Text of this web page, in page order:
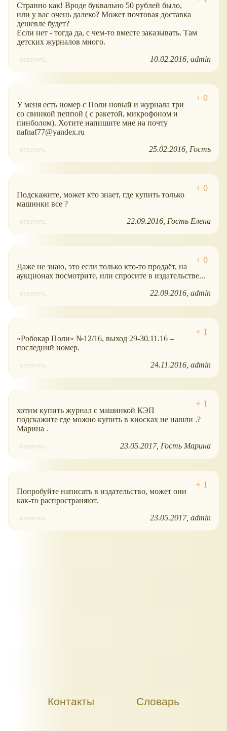
Странно как! Вроде буквально 50 рублей было,
или у вас очень далеко? Может почтовая доставка
дешевле будет?
Если нет - тогда да, с чем-то вместе заказывать. Там
детских журналов много.
ответить 10.02.2016 admin
У меня есть номер с Поли новый и журнала три
со свинкой пеппой ( с ракетой, микрофоном и
пинболом). Хотите напишите мне на почту
nafnaf77@yandex.ru
ответить 25.02.2016 Гость
Подскажите, может кто знает, где купить только
машинки все ?
ответить 22.09.2016 Гость Елена
Даже не знаю, это если только кто-то продаёт, на
аукционах посмотрите, или спросите в издательстве...
ответить 22.09.2016 admin
«Робокар Поли» №12/16, выход 29-30.11.16 –
последний номер.
ответить 24.11.2016 admin
хотим купить журнал с машинкой КЭП
подскажите где можно купить в киосках не нашли .?
Марина .
ответить 23.05.2017 Гость Марина
Попробуйте написать в издательство, может они
как-то распространяют.
ответить 23.05.2017 admin
Контакты Словарь